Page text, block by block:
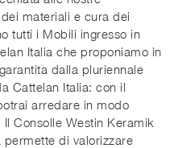
materiali e cura dei
tutti i Mobili ingresso in
Italia che proponiamo in
dalla pluriennale
Cattelan Italia: con il
arredare in modo
Consolle Westin Keramik
permette di valorizzare